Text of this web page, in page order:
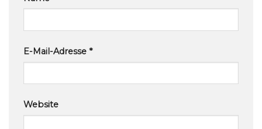
E-Mail-Adresse *
Website